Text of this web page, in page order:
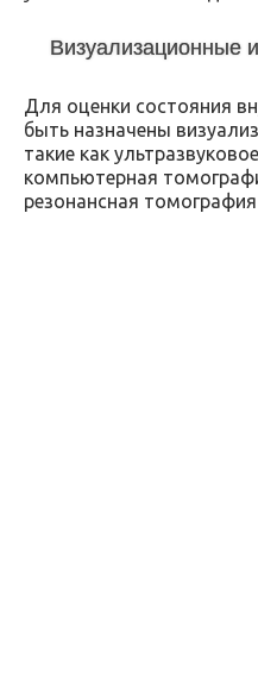
Визуализационные
Для оценки состояния
быть назначены
такие как
компьютерная
резонансная